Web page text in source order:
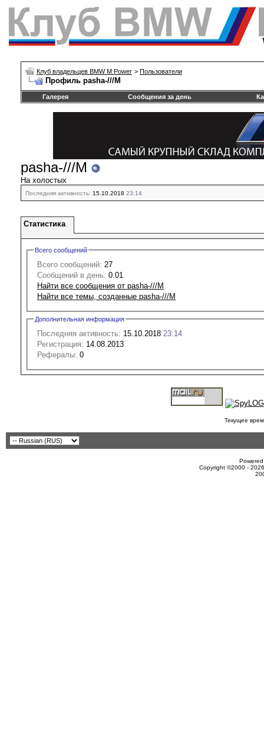
Клуб владельцев BMW M Power > Пользователи
Профиль pasha-///M
Галерея Сообщения за день
pasha-///M
На холостых
Последняя активность: 15.10.2018 23:14
Статистика
Всего сообщений
Всего сообщений: 27
Сообщений в день: 0.01
Найти все сообщения от pasha-///M
Найти все темы, созданные pasha-///M
Дополнительная информация
Последняя активность: 15.10.2018 23:14
Регистрация: 14.08.2013
Рефералы: 0
Текущее
Copyright ©2000 -